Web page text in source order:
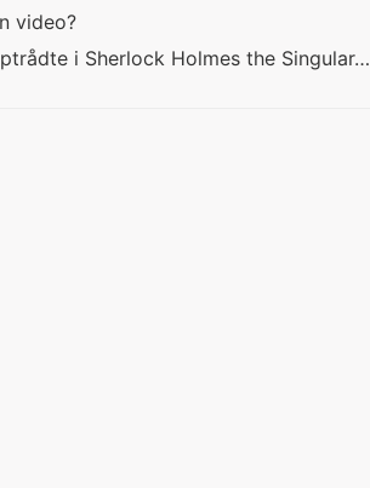
video?
i Sherlock Holmes the Singular…